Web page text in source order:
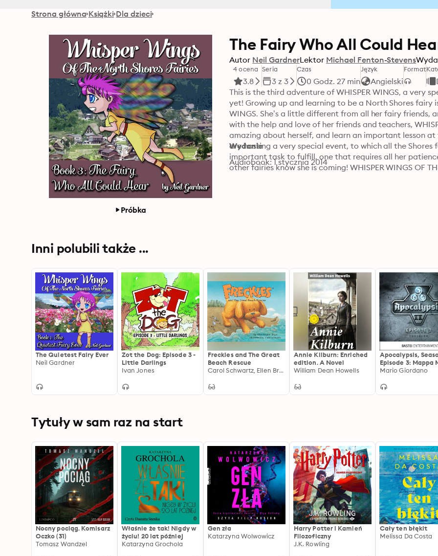
Strona główna Książki Dla dzieci
Próbka
The Fairy Who All Could
Autor Neil GardnerLektor Michael Fenton-Stevens
4 ocena
3.8
Seria
3 z 3
Czas
0 Godz. 27 min
Język
Angielski
Format
This is the third adventure of WHISPER WINGS, a very
yet! Growing up and learning to be a North Shores fairy
WINGS. She’s a little different from all her fairy friends,
with the help and love of her friends and teachers,
amazing about herself, and learn an important lesson
are hosting a very special event, to which all the Shores
important task to fulfill, one that requires all her
other fairies know she is coming! WHISPER WINGS OF
Wydanie
Audiobook: 1 stycznia 2014
Inni polubili także ...
The Quietest Fairy Ever
Neil Gardner
Zot the Dog: Episode 3 -
Little Darlings
Ivan Jones
Freckles and The Great
Beach Rescue
Carol Schwartz, Ellen Bryant Lloyd
Annie Kilburn: Enriched
edition. A Novel
William Dean Howells
Apocalypsis,
Episode 3: Mappa
Mario Giordano
Tytuły w sam raz na start
Nocny pociąg. Komisarz
Oczko (31)
Tomasz Wandzel
Właśnie że tak! Nigdy w
życiu! 20 lat później
Katarzyna Grochola
Gen zła
Katarzyna Wolwowicz
Harry Potter i Kamień
Filozoficzny
J.K. Rowling
Cały ten błękit
Melissa Da Costa